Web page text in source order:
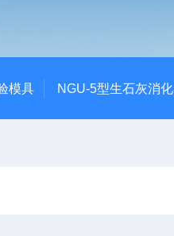
模具 NGU-5型生石灰消